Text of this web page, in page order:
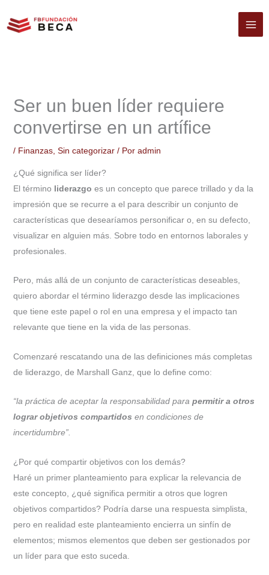
Ser un buen líder requiere
convertirse en un artífice
/ Finanzas, Sin categorizar/ Por admin
¿Qué significa ser líder?
El término liderazgo es un concepto que parece trillado y da la
impresión que se recurre a el para describir un conjunto de
características que desearíamos personificar o, en su defecto,
visualizar en alguien más. Sobre todo en entornos laborales y
profesionales.
Pero, más allá de un conjunto de características deseables,
quiero abordar el término liderazgo desde las implicaciones
que tiene este papel o rol en una empresa y el impacto tan
relevante que tiene en la vida de las personas.
Comenzaré rescatando una de las definiciones más completas
de liderazgo, de Marshall Ganz, que lo define como:
“la práctica de aceptar la responsabilidad para permitir a otros
lograr objetivos compartidos en condiciones de
incertidumbre”.
¿Por qué compartir objetivos con los demás?
Haré un primer planteamiento para explicar la relevancia de
este concepto, ¿qué significa permitir a otros que logren
objetivos compartidos? Podría darse una respuesta simplista,
pero en realidad este planteamiento encierra un sinfín de
elementos; mismos elementos que deben ser gestionados por
un líder para que esto suceda.